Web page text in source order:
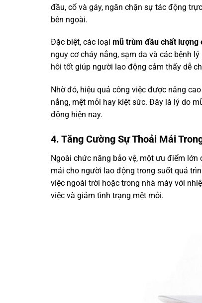
đầu, cổ và gáy, ngăn chặn sự tác động
bên ngoài.
Đặc biệt, các loại mũ trùm đầu chất lượng
nguy cơ cháy nắng, sạm da và các bệnh
hôi tốt giúp người lao động cảm thấy dễ
Nhờ đó, hiệu quả công việc được nâng
nắng, mệt mỏi hay kiệt sức. Đây là lý do
động hiện nay.
4. Tăng Cường Sự Thoải Mái
Ngoài chức năng bảo vệ, một ưu điểm lớn
mái cho người lao động trong suốt quá
việc ngoài trời hoặc trong nhà máy với
việc và giảm tình trạng mệt mỏi.